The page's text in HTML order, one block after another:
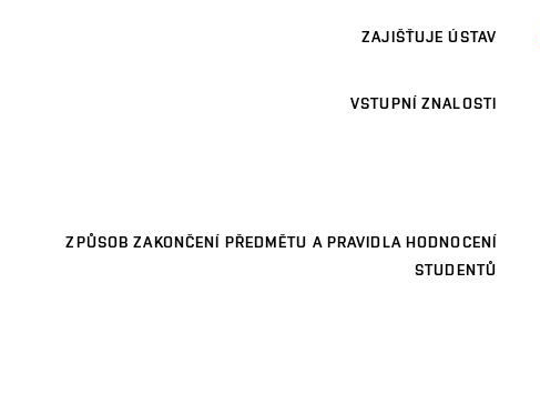
ZAJIŠŤUJE ÚSTAV
VSTUPNÍ ZNALOSTI
ZPŮSOB ZAKONČENÍ PŘEDMĚTU A PRAVIDLA HODNOCENÍ
STUDENTŮ